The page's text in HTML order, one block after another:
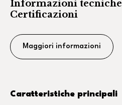
Informazioni tecniche
Certificazioni
Maggiori informazioni
Caratteristiche principali